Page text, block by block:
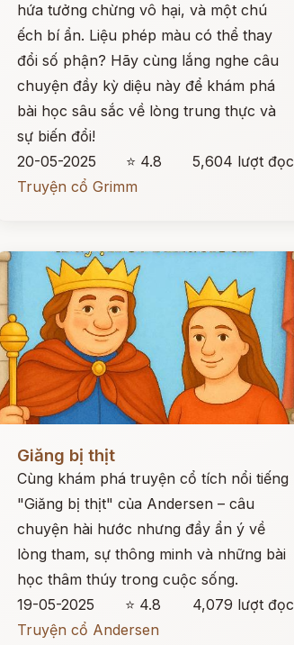
hứa tưởng chừng vô hại, và một chú
ếch bí ẩn. Liệu phép màu có thể thay
đổi số phận? Hãy cùng lắng nghe câu
chuyện đầy kỳ diệu này để khám phá
bài học sâu sắc về lòng trung thực và
sự biến đổi!
20-05-2025
⭐ 4.8
5,604 lượt đọc
Truyện cổ Grimm
Giăng bị thịt
Cùng khám phá truyện cổ tích nổi tiếng
"Giăng bị thịt" của Andersen – câu
chuyện hài hước nhưng đầy ẩn ý về
lòng tham, sự thông minh và những bài
học thâm thúy trong cuộc sống.
19-05-2025
⭐ 4.8
4,079 lượt đọc
Truyện cổ Andersen